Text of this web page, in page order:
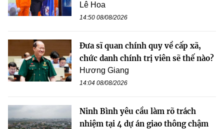
Lê Hoa
14:50 08/08/2026
Đưa sĩ quan chính quy về cấp xã,
chức danh chính trị viên sẽ thế nào?
Hương Giang
14:04 08/08/2026
Ninh Bình yêu cầu làm rõ trách
nhiệm tại 4 dự án giao thông chậm